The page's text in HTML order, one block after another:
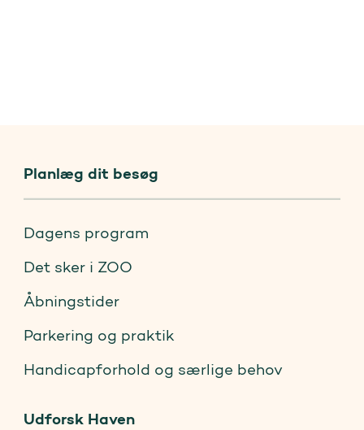
Planlæg dit besøg
Dagens program
Det sker i ZOO
Åbningstider
Parkering og praktik
Handicapforhold og særlige behov
Udforsk Haven